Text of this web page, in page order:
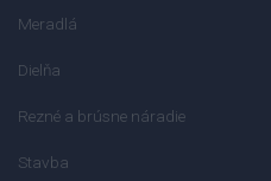
Meradlá
Dielňa
Rezné a brúsne náradie
Stavba